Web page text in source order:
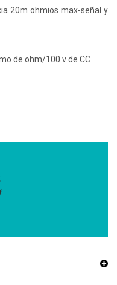
20m ohmios max-señal y
de ohm/100 v de CC